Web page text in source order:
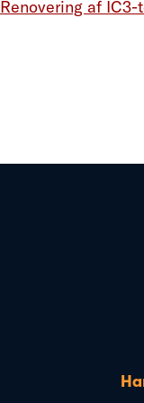
Renovering af